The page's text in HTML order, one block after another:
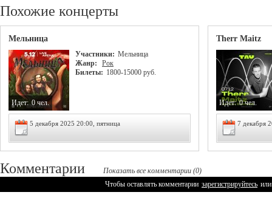
Похожие концерты
Мельница
Участники: Мельница
Жанр:
Рок
Билеты: 1800-15000 руб.
Идет: 0 чел.
5 декабря 2025 20:00, пятница
Therr Maitz
Идет: 0 чел.
7 декабря
Комментарии
Показать все комментарии (0)
Чтобы оставлять комментарии зарегистрируйтесь или